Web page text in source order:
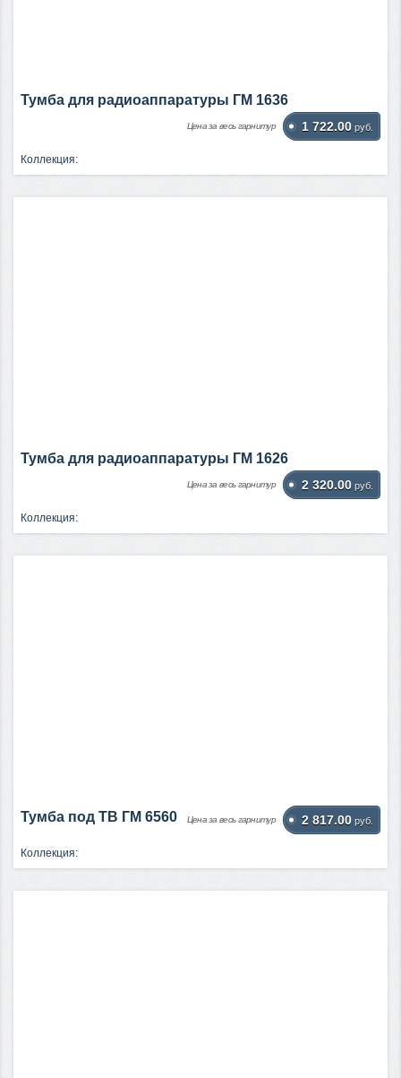
Тумба для радиоаппаратуры ГМ 1636
Цена за весь гарнитур 1 722.00 руб.
Коллекция:
Тумба для радиоаппаратуры ГМ 1626
Цена за весь гарнитур 2 320.00 руб.
Коллекция:
Тумба под ТВ ГМ 6560 Цена за весь гарнитур 2 817.00 руб.
Коллекция: